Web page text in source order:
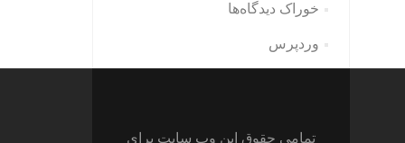
خوراک دیدگاه‌ها
وردپرس
تمامی حقوق این وب سایت برای